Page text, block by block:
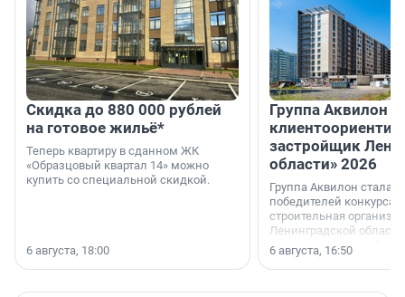
Скидка до 880 000 рублей
на готовое жильё*
Теперь квартиру в сданном ЖК
«Образцовый квартал 14» можно
купить со специальной скидкой.
6 августа, 18:00
Группа Аквилон
застройщик
области» 2026
Группа Аквилон стала
победителей конкурса
строительная
Ленинградской области
номинации «Самый
застройщик
области».
6 августа, 16:50